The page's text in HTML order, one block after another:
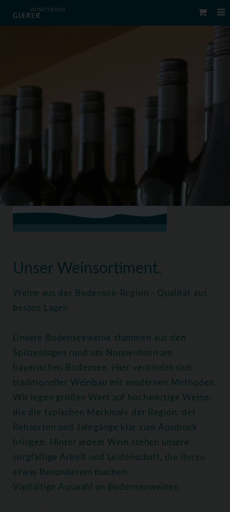
Unser Weinsortiment.
Weine aus der Bodensee-Region - Qualität aus
besten Lagen
Unsere Bodenseeweine stammen aus den
Spitzenlagen rund um Nonnenhorn am
bayerischen Bodensee. Hier verbindet sich
traditioneller Weinbau mit modernen Methoden.
Wir legen großen Wert auf hochwertige Weine,
die die typischen Merkmale der Region, der
Rebsorten und Jahrgänge klar zum Ausdruck
bringen. Hinter jedem Wein stehen unsere
sorgfältige Arbeit und Leidenschaft, die ihn zu
etwas Besonderem machen.
Vielfältige Auswahl an Bodenseeweinen